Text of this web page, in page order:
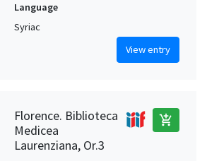
Language
Syriac
View entry
Florence. Biblioteca
Medicea
Laurenziana, Or.3
add_shopping_cart